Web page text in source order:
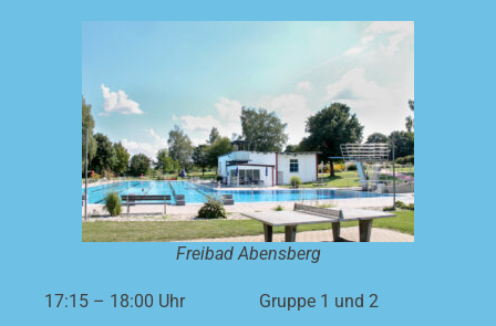
Freibad Abensberg
17:15 – 18:00 Uhr Gruppe 1 und 2